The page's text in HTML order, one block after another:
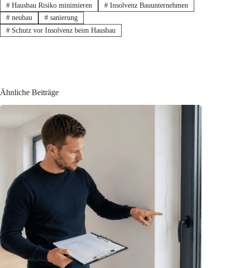
#Hausbau Risiko minimieren #Insolvenz Bauunternehmen
#neubau #sanierung
#Schutz vor Insolvenz beim Hausbau
Ähnliche Beiträge